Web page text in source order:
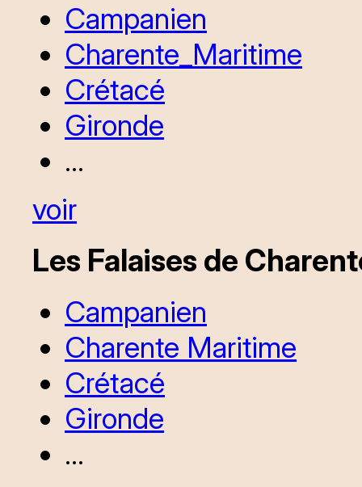
Campanien
Charente_Maritime
Crétacé
Gironde
...
voir
Les Falaises de
Campanien
Charente Maritime
Crétacé
Gironde
...